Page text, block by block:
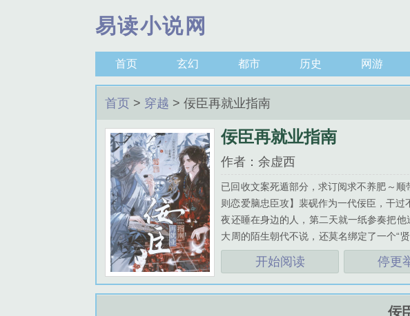
易读小说网
首页 玄幻 都市 历史 网游
首页 > 穿越 > 佞臣再就业指南
佞臣再就业指南
作者：余虚西
已回收文案死遁部分，求订阅求不养肥～
则恋爱脑忠臣攻】裴砚作为一代佞臣，干
夜还睡在身边的人，第二天就一纸参奏把
大周的陌生朝代不说，还莫名绑定了一个“
陷利用职务之便贪赃军饷，想要洗清罪名，
钧，却莫名有种熟悉感。这个人，怎么
简单，看似康庄太平的王朝，实则背
隐！！！ 于是在一场宴会上，当刺客悄
开始阅读 停更
佞